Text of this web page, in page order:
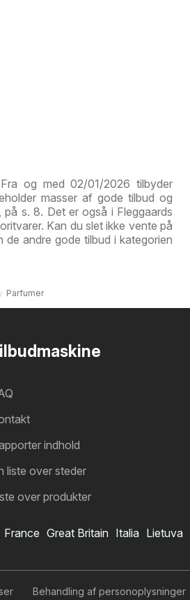
Jeg vil gerne abonnere på tilbudsavisen
og med 02/01/2026 tilbyder
masser af gode tilbud og
s. 8. Det er også i Fleggaards
Kan du slet ikke vente på
de andre gode tilbud i kategorien
Parfumer
indhold
liste over steder
over produkter
France Great Britain Italia Lietuva
Behandling af personoplysninger